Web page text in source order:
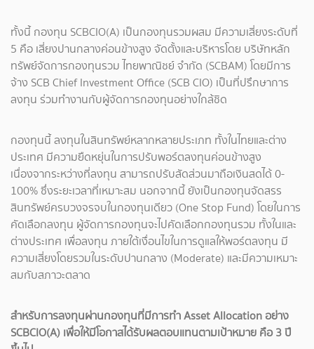
ทั้งนี้ กองทุน SCBCIO(A) เป็นกองทุนรวมผสม มีความเสี่ยงระดับที่
5 คือ เสี่ยงปานกลางค่อนข้างสูง จัดตั้งและบริหารโดย บริษัทหลัก
ทรัพย์จัดการกองทุนรวม ไทยพาณิชย์ จำกัด (SCBAM) โดยมีการ
จ้าง SCB Chief Investment Office (SCB CIO) เป็นที่ปรึกษาการ
ลงทุน ร่วมทำงานกับผู้จัดการกองทุนอย่างใกล้ชิด
กองทุนนี้ ลงทุนในสินทรัพย์หลากหลายประเภท ทั้งในไทยและต่าง
ประเทศ มีความยืดหยุ่นในการปรับพอร์ตลงทุนค่อนข้างสูง
เนื่องจากระหว่างที่ลงทุน สามารถปรับสัดส่วนมาถือเงินสดได้ 0-
100% ซึ่งระยะเวลาที่เหมาะสม นอกจากนี้ ยังเป็นกองทุนจัดสรร
สินทรัพย์ครบวงจรจบในกองทุนเดียว (One Stop Fund) โดยในการ
คัดเลือกลงทุน ผู้จัดการกองทุนจะไปคัดเลือกกองทุนรวม ทั้งในและ
ต่างประเทศ เพื่อลงทุน ภายใต้เงื่อนไขในการดูแลให้พอร์ตลงทุน มี
ความเสี่ยงโดยรวมในระดับปานกลาง (Moderate) และมีความเหมาะ
สมกับสภาวะตลาด
สำหรับการลงทุนผ่านกองทุนที่มีการทำ Asset Allocation อย่าง
SCBCIO(A) เพื่อให้มีโอกาสได้รับผลตอบแทนตามเป้าหมาย คือ 3 ปี